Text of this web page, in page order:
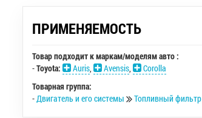
ПРИМЕНЯЕМОСТЬ
Товар подходит к маркам/моделям авто :
-Toyota: Auris, Avensis,
Corolla
Товарная группа:
-Двигатель и его системы Топливный фильтр